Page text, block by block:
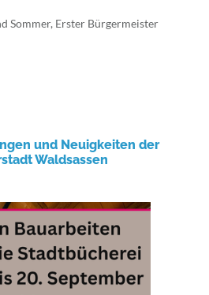
Sommer, Erster Bürgermeister
und Neuigkeiten der
Waldsassen